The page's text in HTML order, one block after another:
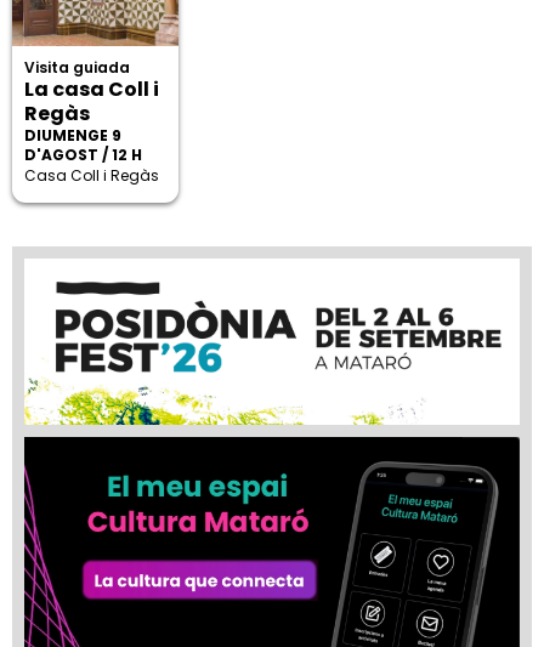
Visita guiada
La casa Coll i
Regàs
DIUMENGE 9
D'AGOST / 12 H
Casa Coll i Regàs